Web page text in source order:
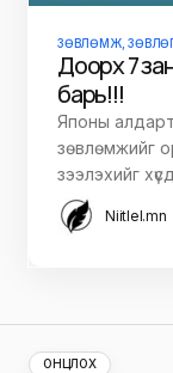
ЗӨВЛӨМЖ,
Доорх 7
барь!!!
Японы
зөвлөмжийг
зээлэхийг
Niitlel.mn
ОНЦЛОХ